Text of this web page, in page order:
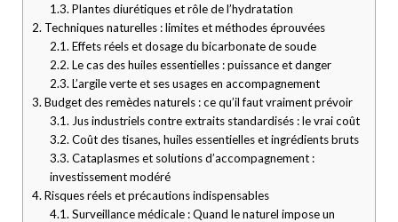
1.3. Plantes diurétiques et rôle de l’hydratation
2. Techniques naturelles : limites et méthodes éprouvées
2.1. Effets réels et dosage du bicarbonate de soude
2.2. Le cas des huiles essentielles : puissance et danger
2.3. L’argile verte et ses usages en accompagnement
3. Budget des remèdes naturels : ce qu’il faut vraiment prévoir
3.1. Jus industriels contre extraits standardisés : le vrai coût
3.2. Coût des tisanes, huiles essentielles et ingrédients bruts
3.3. Cataplasmes et solutions d’accompagnement :
investissement modéré
4. Risques réels et précautions indispensables
4.1. Surveillance médicale : Quand le naturel impose un